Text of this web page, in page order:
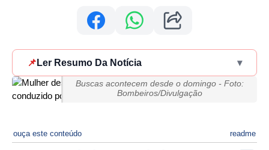
📌 Ler Resumo Da Notícia ▾
Buscas acontecem desde o domingo - Foto:
Bombeiros/Divulgação
ouça este conteúdo readme